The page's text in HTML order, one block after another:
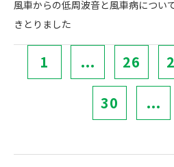
風車からの低周波音と風車病につい
きとりました
1 ... 26
30 ...